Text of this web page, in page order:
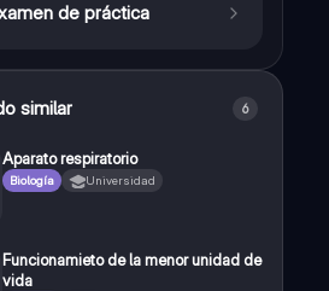
de práctica
similar 6
Aparato respiratorio
Biología Universidad
Funcionamieto de la menor unidad de
vida